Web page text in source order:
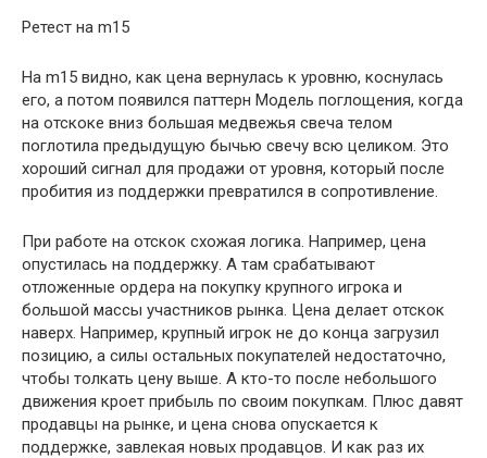
Ретест на m15
На m15 видно, как цена вернулась к уровню, коснулась
его, а потом появился паттерн Модель поглощения, когда
на отскоке вниз большая медвежья свеча телом
поглотила предыдущую бычью свечу всю целиком. Это
хороший сигнал для продажи от уровня, который после
пробития из поддержки превратился в сопротивление.
При работе на отскок схожая логика. Например, цена
опустилась на поддержку. А там срабатывают
отложенные ордера на покупку крупного игрока и
большой массы участников рынка. Цена делает отскок
наверх. Например, крупный игрок не до конца загрузил
позицию, а силы остальных покупателей недостаточно,
чтобы толкать цену выше. А кто-то после небольшого
движения кроет прибыль по своим покупкам. Плюс давят
продавцы на рынке, и цена снова опускается к
поддержке, завлекая новых продавцов. И как раз их